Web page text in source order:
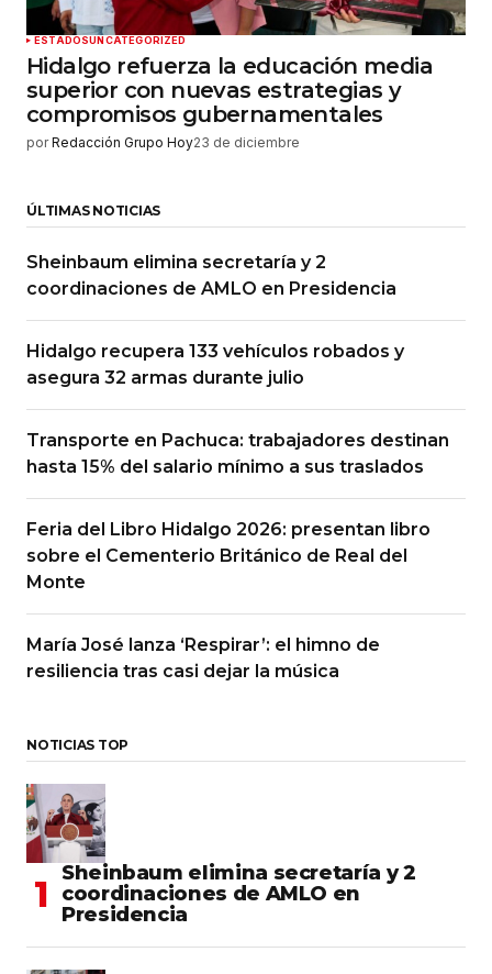
ESTADOSUNCATEGORIZED
Hidalgo refuerza la educación media
superior con nuevas estrategias y
compromisos gubernamentales
por Redacción Grupo Hoy23 de diciembre
ÚLTIMAS NOTICIAS
Sheinbaum elimina secretaría y 2
coordinaciones de AMLO en Presidencia
Hidalgo recupera 133 vehículos robados y
asegura 32 armas durante julio
Transporte en Pachuca: trabajadores destinan
hasta 15% del salario mínimo a sus traslados
Feria del Libro Hidalgo 2026: presentan libro
sobre el Cementerio Británico de Real del
Monte
María José lanza ‘Respirar’: el himno de
resiliencia tras casi dejar la música
NOTICIAS TOP
Sheinbaum elimina secretaría y 2
coordinaciones de AMLO en
Presidencia